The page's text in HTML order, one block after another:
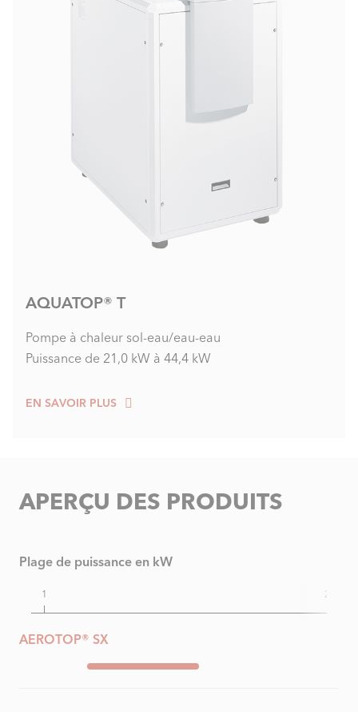
AQUATOP® T
Pompe à chaleur sol-eau/eau-eau
Puissance de 21,0 kW à 44,4 kW
EN SAVOIR PLUS
APERÇU DES PRODUITS
Plage de puissance en kW
AEROTOP® SX
1 25